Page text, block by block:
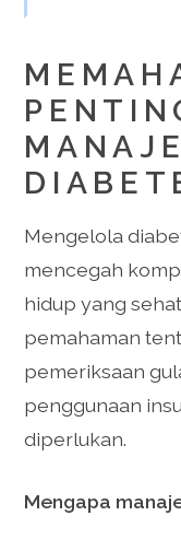
Mengelola
mencegah
hidup yang
pemahaman
pemeriksaan
penggunaan
diperlukan.
Mengapa